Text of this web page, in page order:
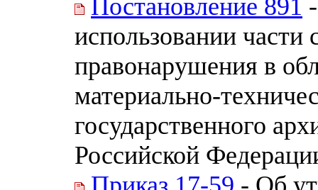
Постановление 891
использовании
правонарушения в
материально-
государственного
Российской